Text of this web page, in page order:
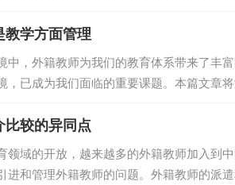
人才薪资披露在国际人才合同中的重要性
需要理解，税后薪酬是外籍员工实际收入
著影响。因此，只提供税前工资的信息是
确税后薪酬，可以为员工提供更加...
学方面管理
中，外籍教师为我们的教育体系带来了丰
，已成为我们面临的重要课题。本篇文章
列综合管理外教的方法。 一、文化交流与
借助各种传统节日，如中国的情人节——七
参加相关的庆祝活动，如制作七夕装饰和
，从...
较的异同点
领域的开放，越来越多的外籍教师加入到
进和管理外籍教师的问题。外籍教师的派